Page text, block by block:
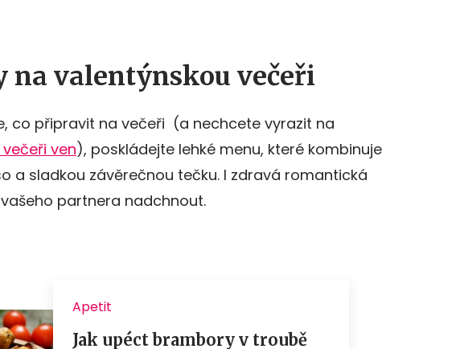
na valentýnskou večeři
co připravit na večeři (a nechcete vyrazit na
ven), poskládejte lehké menu, které kombinuje
a sladkou závěrečnou tečku. I zdravá romantická
partnera nadchnout.